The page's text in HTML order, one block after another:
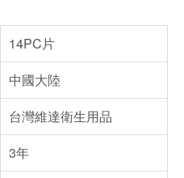
14PC片
中國大陸
台灣維達衛生用品
3年